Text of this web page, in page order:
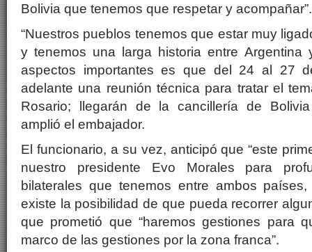
Bolivia que tenemos que respetar y acompañar”.
“Nuestros pueblos tenemos que estar muy
y tenemos una larga historia entre
aspectos importantes es que del 24 al 27
adelante una reunión técnica para tratar el
Rosario; llegarán de la cancillería de Bolivia
amplió el embajador.
El funcionario, a su vez, anticipó que “este
nuestro presidente Evo Morales para
bilaterales que tenemos entre ambos
existe la posibilidad de que pueda recorrer
que prometió que “haremos gestiones para
marco de las gestiones por la zona franca”.